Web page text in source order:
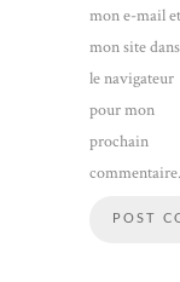
mon e-mail et
mon site dans
le navigateur
pour mon
prochain
commentaire.